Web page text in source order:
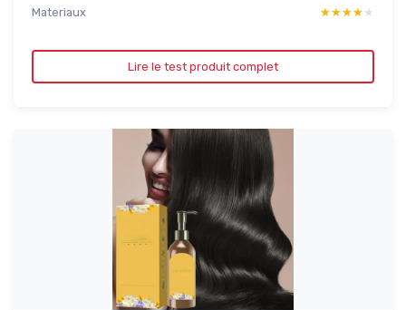
Materiaux
★★★★★
★★★★★
Lire le test produit complet